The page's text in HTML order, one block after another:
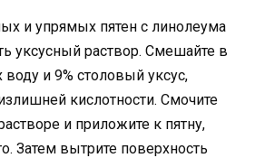
и упрямых пятен с линолеума
уксусный раствор. Смешайте в
и 9% столовый уксус,
кислотности. Смочите
и приложите к пятну,
Затем вытрите поверхность